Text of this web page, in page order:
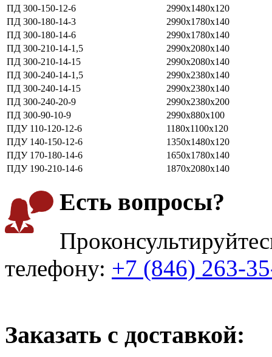
ПД 300-150-12-6
2990х1480х120
ПД 300-180-14-3
2990х1780х140
ПД 300-180-14-6
2990х1780х140
ПД 300-210-14-1,5
2990х2080х140
ПД 300-210-14-15
2990х2080х140
ПД 300-240-14-1,5
2990х2380х140
ПД 300-240-14-15
2990х2380х140
ПД 300-240-20-9
2990х2380х200
ПД 300-90-10-9
2990х880х100
ПДУ 110-120-12-6
1180х1100х120
ПДУ 140-150-12-6
1350х1480х120
ПДУ 170-180-14-6
1650х1780х140
ПДУ 190-210-14-6
1870х2080х140
Есть вопросы?
телефону: +7 (846) 263-
Заказать с доставкой: